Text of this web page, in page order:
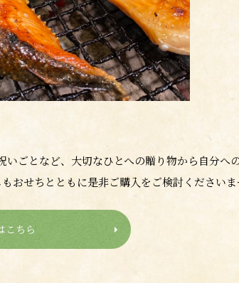
いごとなど、大切なひとへの贈り物から自分
おせちとともに是非ご購入をご検討くださいま
こちら